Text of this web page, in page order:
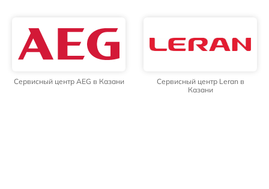
Сервисный центр AEG в Казани
Сервисный центр Leran в
Казани